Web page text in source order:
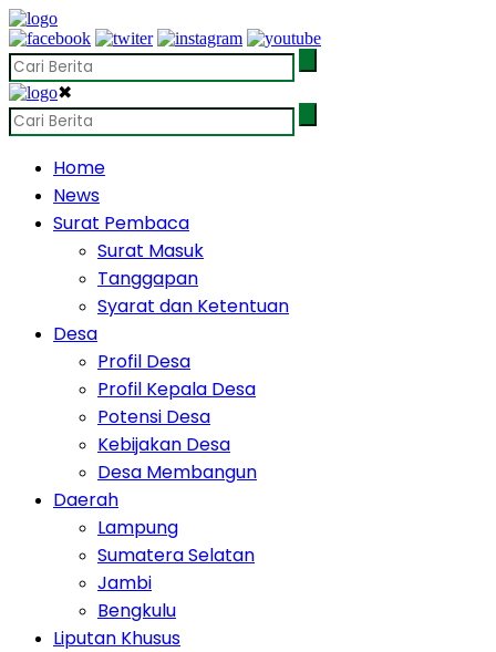
✖
Home
News
Surat Pembaca
Surat Masuk
Tanggapan
Syarat dan Ketentuan
Desa
Profil Desa
Profil Kepala Desa
Potensi Desa
Kebijakan Desa
Desa Membangun
Daerah
Lampung
Sumatera Selatan
Jambi
Bengkulu
Liputan Khusus